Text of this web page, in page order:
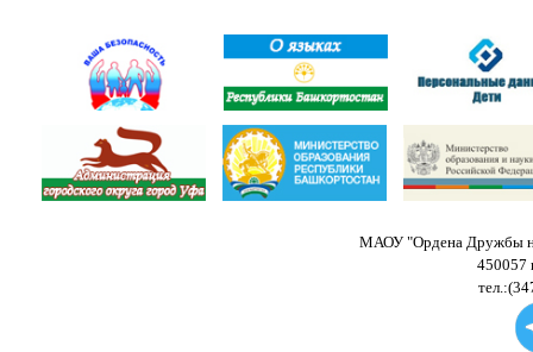
МАОУ "Ордена Дружбы
450057